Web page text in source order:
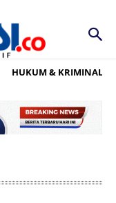
HUKUM & KRIMINAL